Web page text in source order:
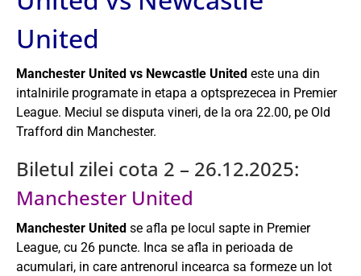
United
Manchester United vs Newcastle United este una din
intalnirile programate in etapa a optsprezecea in Premier
League. Meciul se disputa vineri, de la ora 22.00, pe Old
Trafford din Manchester.
Biletul zilei cota 2 – 26.12.2025:
Manchester United
Manchester United se afla pe locul sapte in Premier
League, cu 26 puncte. Inca se afla in perioada de
acumulari, in care antrenorul incearca sa formeze un lot